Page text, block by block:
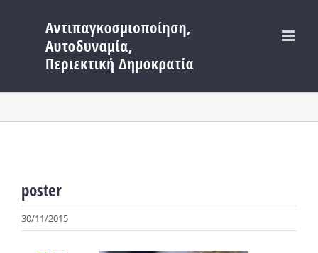
περιεχόμενο
poster
30/11/2015